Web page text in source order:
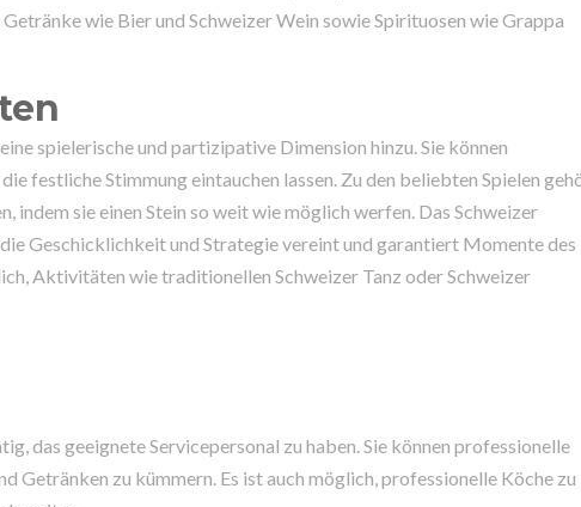
wie Bier und Schweizer Wein sowie Spirituosen wie Grappa
spielerische und partizipative Dimension hinzu. Sie können
festliche Stimmung eintauchen lassen. Zu den beliebten Spielen
indem sie einen Stein so weit wie möglich werfen. Das Schweizer
Geschicklichkeit und Strategie vereint und garantiert Momente des
Aktivitäten wie traditionellen Schweizer Tanz oder Schweizer
das geeignete Servicepersonal zu haben. Sie können professionelle
Getränken zu kümmern. Es ist auch möglich, professionelle Köche zu